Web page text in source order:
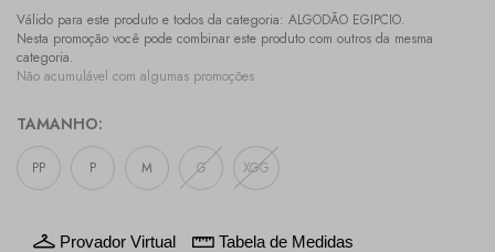
Válido para este produto e todos da categoria: ALGODÃO EGIPCIO.
Nesta promoção você pode combinar este produto com outros da mesma
categoria.
Não acumulável com algumas promoções
TAMANHO:
PP P M G XGG
Provador Virtual Tabela de Medidas